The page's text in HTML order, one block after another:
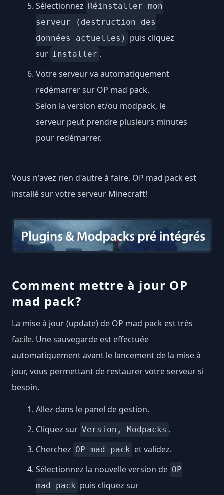
Sélectionnez Réinstaller mon
serveur (destruction des
données actuelles)
puis cliquez
sur Installer .
Votre serveur va automatiquement
redémarrer sur OP mad pack.
Selon la version et/ou modpack, le
serveur peut prendre plusieurs minutes
pour redémarrer.
Vous n'avez rien d'autre à faire, OP mad pack est
installé sur votre serveur Minecraft!
Comment mettre à jour OP
mad pack?
La mise à jour (update) de OP mad pack est très
facile. Une sauvegarde est effectuée
automatiquement avant le lancement de la mise à
jour, vous permettant de restaurer votre serveur si
besoin.
Allez dans le panel de gestion.
Cliquez sur Version, Modpacks .
Cherchez OP mad pack et validez.
Sélectionnez la nouvelle version de OP
mad pack puis cliquez sur